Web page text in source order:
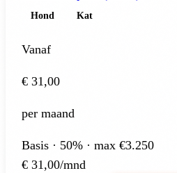
Hond Kat
Vanaf
€ 31,00
per maand
Basis · 50% · max €3.250
€ 31,00/mnd